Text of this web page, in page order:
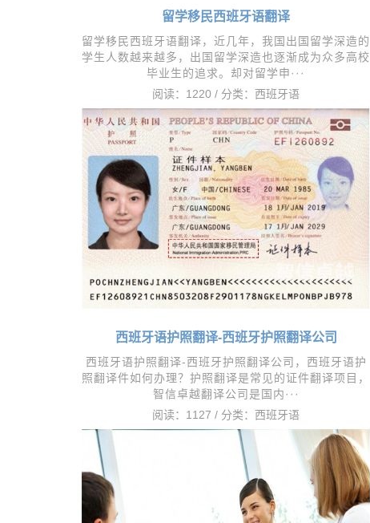
留学移民西班牙语翻译
留学移民西班牙语翻译，近几年，我国出国留学深造的
学生人数越来越多，出国留学深造也逐渐成为众多高校
毕业生的追求。却对留学申···
阅读：1220 / 分类： 西班牙语
西班牙语护照翻译-西班牙护照翻译公司
​西班牙语护照翻译-西班牙护照翻译公司，西班牙语护
照翻译件如何办理？护照翻译是常见的证件翻译项目，
智信卓越翻译公司是国内···
阅读：1127 / 分类： 西班牙语